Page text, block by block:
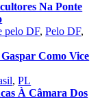
Na Ponte
pelo DF,Pelo DF,
Como Vice
,PL
À Câmara Dos